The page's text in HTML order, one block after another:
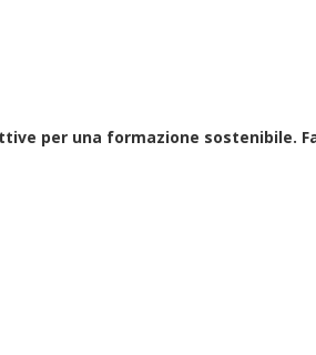
per una formazione sostenibile.